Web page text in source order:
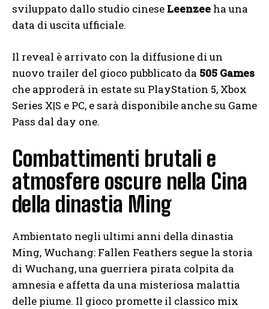
sviluppato dallo studio cinese Leenzee ha una
data di uscita ufficiale.
Il reveal è arrivato con la diffusione di un
nuovo trailer del gioco pubblicato da 505 Games
che approderà in estate su PlayStation 5, Xbox
Series X|S e PC, e sarà disponibile anche su Game
Pass dal day one.
Combattimenti brutali e
atmosfere oscure nella Cina
della dinastia Ming
Ambientato negli ultimi anni della dinastia
Ming, Wuchang: Fallen Feathers segue la storia
di Wuchang, una guerriera pirata colpita da
amnesia e affetta da una misteriosa malattia
delle piume. Il gioco promette il classico mix